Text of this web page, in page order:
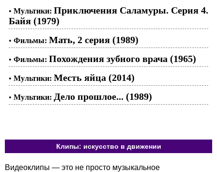
• Мультики: Приключения Саламуры. Серия 4.
Байя (1979)
• Фильмы: Мать, 2 серия (1989)
• Фильмы: Похождения зубного врача (1965)
• Мультики: Месть яйца (2014)
• Мультики: Дело прошлое... (1989)
Клипы: искусство в движении
Видеоклипы — это не просто музыкальное